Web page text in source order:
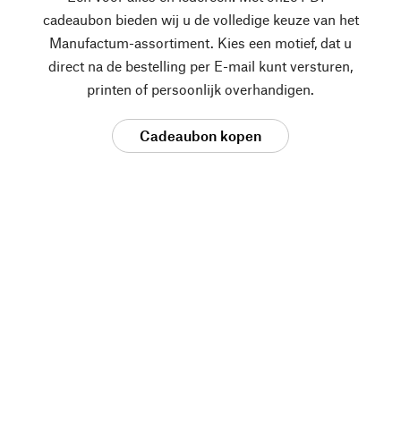
cadeaubon bieden wij u de volledige keuze van het
Manufactum-assortiment. Kies een motief, dat u
direct na de bestelling per E-mail kunt versturen,
printen of persoonlijk overhandigen.
Cadeaubon kopen